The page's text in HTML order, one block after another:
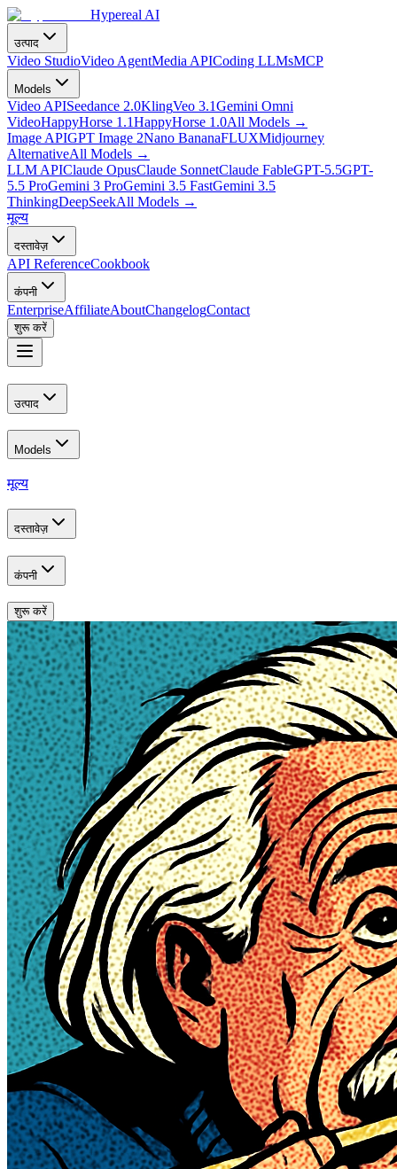
Hypereal AI
उत्पाद
Video StudioVideo AgentMedia APICoding LLMsMCP
Models
Video APISeedance 2.0KlingVeo 3.1Gemini Omni
VideoHappyHorse 1.1HappyHorse 1.0All Models →
Image APIGPT Image 2Nano BananaFLUXMidjourney
AlternativeAll Models →
LLM APIClaude OpusClaude SonnetClaude FableGPT-5.5GPT-
5.5 ProGemini 3 ProGemini 3.5 FastGemini 3.5
ThinkingDeepSeekAll Models →
मूल्य
दस्तावेज़
API ReferenceCookbook
कंपनी
EnterpriseAffiliateAboutChangelogContact
शुरू करें
उत्पाद
Models
मूल्य
दस्तावेज़
कंपनी
शुरू करें